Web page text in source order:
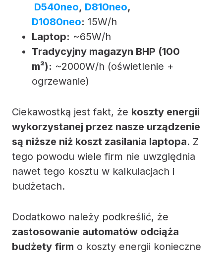
D540neo, D810neo,
D1080neo: 15W/h
Laptop: ~65W/h
Tradycyjny magazyn BHP (100
m²): ~2000W/h (oświetlenie +
ogrzewanie)
Ciekawostką jest fakt, że koszty energii
wykorzystanej przez nasze urządzenie
są niższe niż koszt zasilania laptopa. Z
tego powodu wiele firm nie uwzględnia
nawet tego kosztu w kalkulacjach i
budżetach.
Dodatkowo należy podkreślić, że
zastosowanie automatów odciąża
budżety firm o koszty energii konieczne